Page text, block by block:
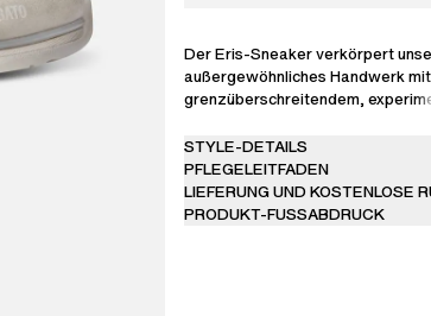
Der Eris-Sneaker verkörpert
außergewöhnliches Handwerk mit
grenzüberschreitendem,
überproportionalen Laufsohle, die
Kontur des flachen Obermaterials
aus jedem Blickwinkel einen
Kontrast erzeugt. Dieses Modell
STYLE-DETAILS
PFLEGELEITFADEN
LIEFERUNG UND KOSTENLOSE
PRODUKT-FUSSABDRUCK